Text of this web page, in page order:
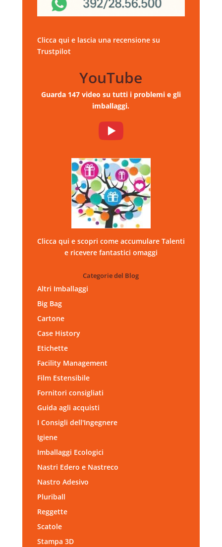
Clicca qui e lascia una recensione su
Trustpilot
YouTube
Guarda 147 video su tutti i problemi e gli
imballaggi.
Clicca qui e scopri come accumulare Talenti
e ricevere fantastici omaggi
Categorie del Blog
Altri Imballaggi
Big Bag
Cartone
Case History
Etichette
Facility Management
Film Estensibile
Fornitori consigliati
Guida agli acquisti
I Consigli dell'Ingegnere
Igiene
Imballaggi Ecologici
Nastri Edero e Nastreco
Nastro Adesivo
Pluriball
Reggette
Scatole
Stampa 3D